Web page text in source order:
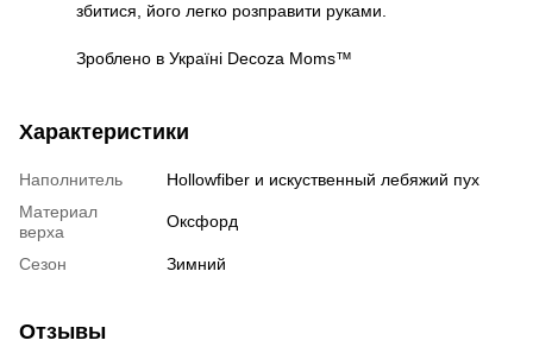
збитися, його легко розправити руками.
Зроблено в Україні Decoza Moms™
Характеристики
Наполнитель
Hollowfiber и искуственный лебяжий пух
Материал
верха
Оксфорд
Сезон Зимний
Отзывы